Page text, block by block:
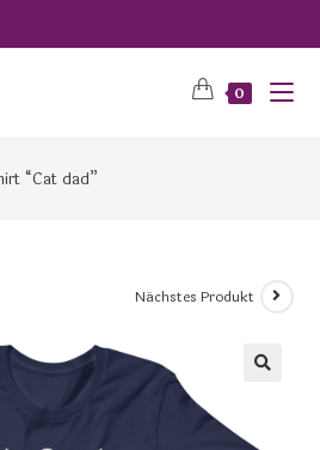
0
“Cat dad”
Nächstes Produkt